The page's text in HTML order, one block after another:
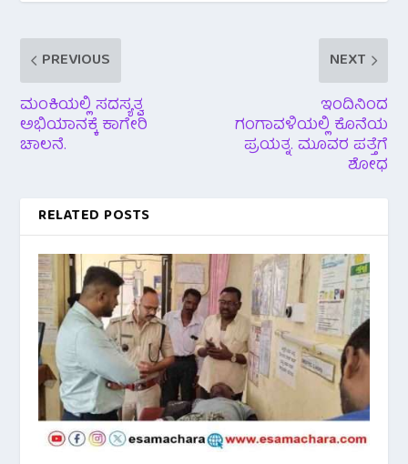
PREVIOUS
ಮಂಕಿಯಲ್ಲಿ ಸದಸ್ಯತ್ವ
ಅಭಿಯಾನಕ್ಕೆ ಕಾಗೇರಿ
ಚಾಲನೆ.
NEXT
ಇಂದಿನಿಂದ
ಗಂಗಾವಳಿಯಲ್ಲಿ ಕೊನೆಯ
ಪ್ರಯತ್ನ. ಮೂವರ ಪತ್ತೆಗೆ
ಶೋಧ
RELATED POSTS